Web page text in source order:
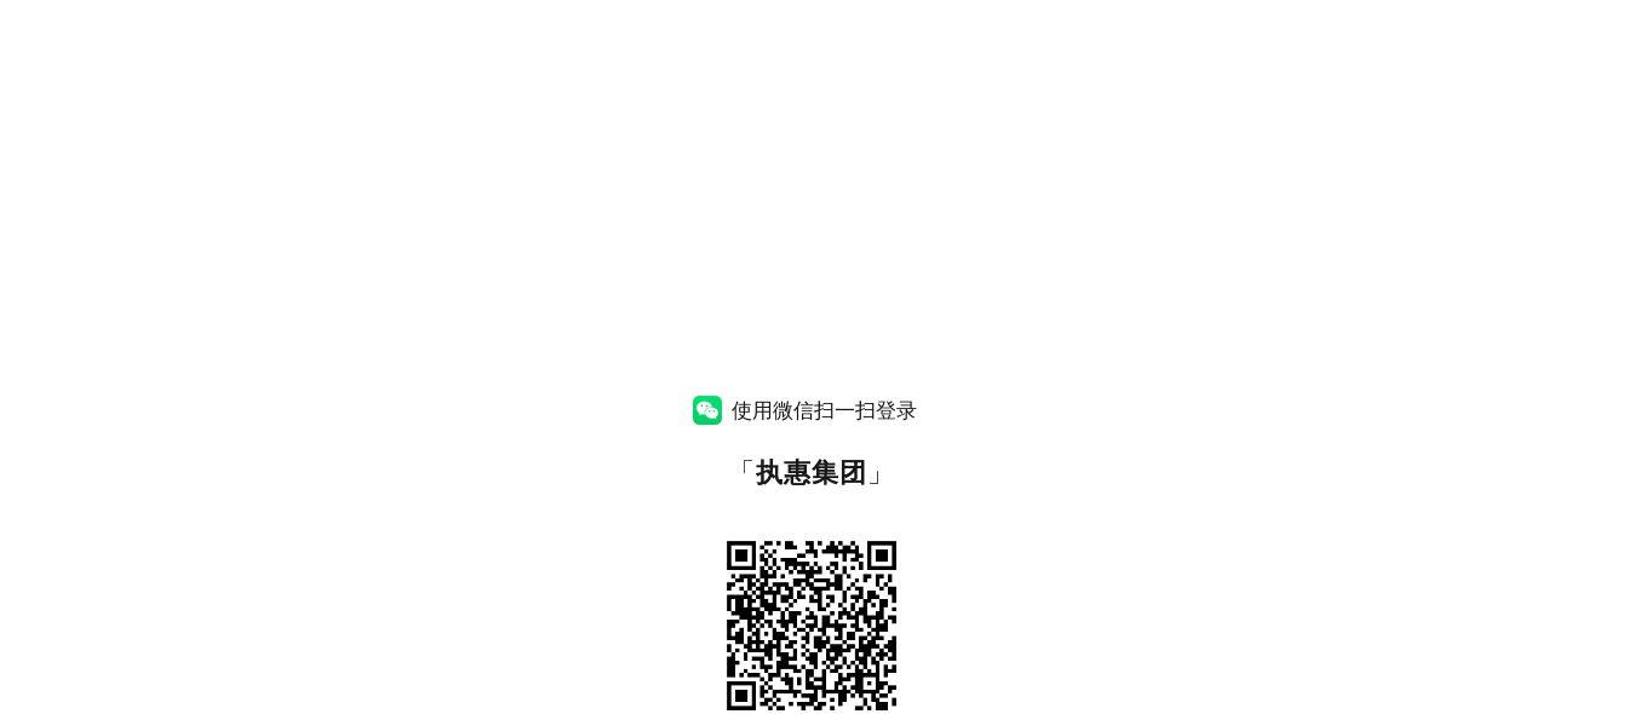
使用微信扫一扫登录
「执惠集团 」